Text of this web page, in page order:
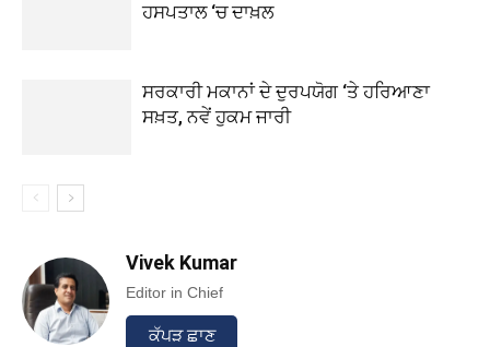
ਹਸਪਤਾਲ ‘ਚ ਦਾਖ਼ਲ
ਸਰਕਾਰੀ ਮਕਾਨਾਂ ਦੇ ਦੁਰਪਯੋਗ ‘ਤੇ ਹਰਿਆਣਾ
ਸਖ਼ਤ, ਨਵੇਂ ਹੁਕਮ ਜਾਰੀ
Vivek Kumar
Editor in Chief
ਕੱਪੜ ਛਾਣ